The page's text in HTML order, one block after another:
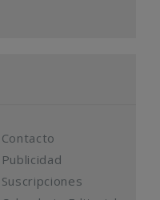
Contacto
Publicidad
Suscripciones